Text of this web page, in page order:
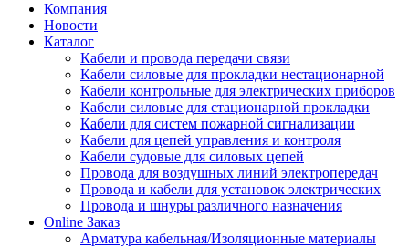
Компания
Новости
Каталог
Кабели и провода передачи связи
Кабели силовые для прокладки нестационарной
Кабели контрольные для электрических приборов
Кабели силовые для стационарной прокладки
Кабели для систем пожарной сигнализации
Кабели для цепей управления и контроля
Кабели судовые для силовых цепей
Провода для воздушных линий электропередач
Провода и кабели для установок электрических
Провода и шнуры различного назначения
Online Заказ
Арматура кабельная/Изоляционные материалы